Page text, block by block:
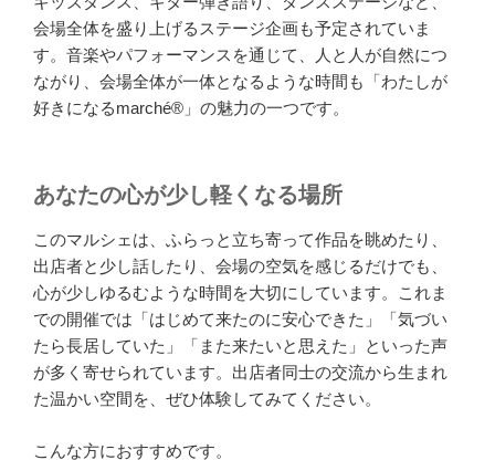
会場全体を盛り上げるステージ企画も予定されていま
す。音楽やパフォーマンスを通じて、人と人が自然につ
ながり、会場全体が一体となるような時間も「わたしが
好きになるmarché®」の魅力の一つです。
あなたの心が少し軽くなる場所
このマルシェは、ふらっと立ち寄って作品を眺めたり、
出店者と少し話したり、会場の空気を感じるだけでも、
心が少しゆるむような時間を大切にしています。これま
での開催では「はじめて来たのに安心できた」「気づい
たら長居していた」「また来たいと思えた」といった声
が多く寄せられています。出店者同士の交流から生まれ
た温かい空間を、ぜひ体験してみてください。
こんな方におすすめです。